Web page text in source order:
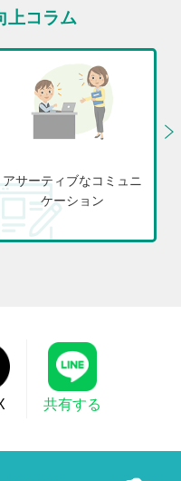
上コラム
アサーティブなコミュニ
ケーション
共有する